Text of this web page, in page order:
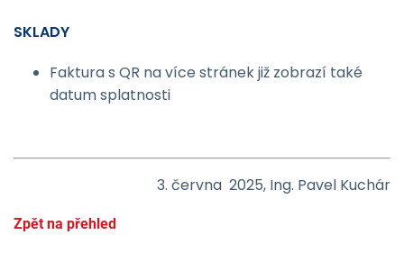
SKLADY
Faktura s QR na více stránek již zobrazí také
datum splatnosti
3. června 2025, Ing. Pavel Kuchár
Zpět na přehled